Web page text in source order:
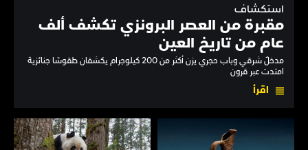
استكشاف
مقبرة من العصر البرونزي تكشف ألف
عام من تاريخ العين
مدخلٌ شرقي وباب حجري يزن أكثر من 200 كيلوجرام يكشفان طقوسًا جنائزية
امتدت عبر قرون
اقرأ